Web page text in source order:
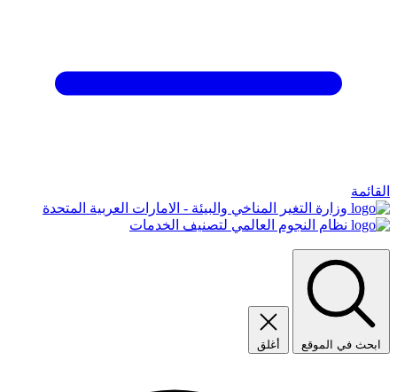
القائمة
وزارة التغير المناخي والبيئة - الامارات العربية المتحدة
نظام النجوم العالمي لتصنيف الخدمات
ابحث في الموقع أغلق